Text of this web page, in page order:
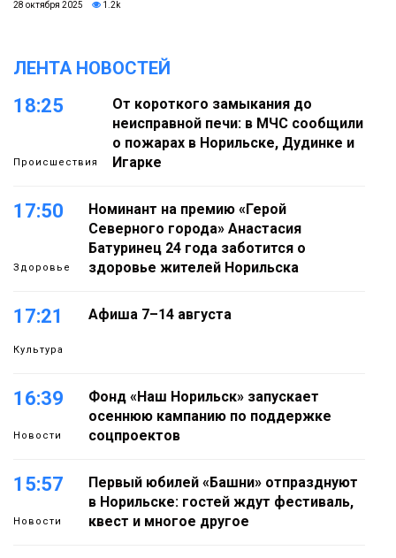
28 октября 2025 1.2k
ЛЕНТА НОВОСТЕЙ
18:25
Происшествия
От короткого замыкания до
неисправной печи: в МЧС сообщили
о пожарах в Норильске, Дудинке и
Игарке
17:50
Здоровье
Номинант на премию «Герой
Северного города» Анастасия
Батуринец 24 года заботится о
здоровье жителей Норильска
17:21
Культура
Афиша 7–14 августа
16:39
Новости
Фонд «Наш Норильск» запускает
осеннюю кампанию по поддержке
соцпроектов
15:57
Новости
Первый юбилей «Башни» отпразднуют
в Норильске: гостей ждут фестиваль,
квест и многое другое